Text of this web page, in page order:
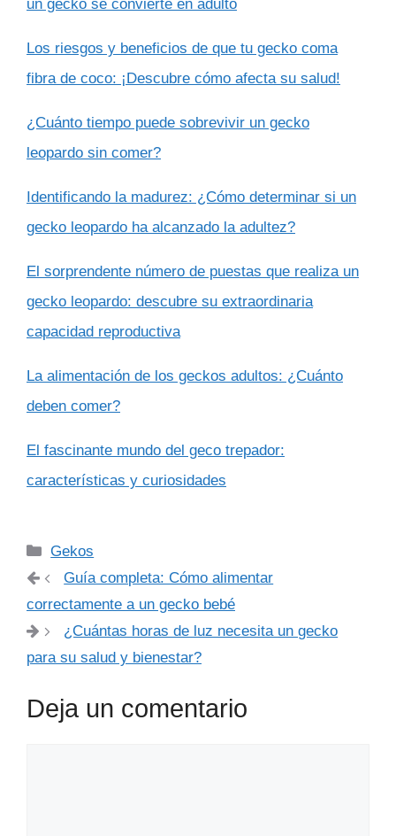
un gecko se convierte en adulto
Los riesgos y beneficios de que tu gecko coma
fibra de coco: ¡Descubre cómo afecta su salud!
¿Cuánto tiempo puede sobrevivir un gecko
leopardo sin comer?
Identificando la madurez: ¿Cómo determinar si un
gecko leopardo ha alcanzado la adultez?
El sorprendente número de puestas que realiza un
gecko leopardo: descubre su extraordinaria
capacidad reproductiva
La alimentación de los geckos adultos: ¿Cuánto
deben comer?
El fascinante mundo del geco trepador:
características y curiosidades
Categorías
Gekos
Guía completa: Cómo alimentar
correctamente a un gecko bebé
¿Cuántas horas de luz necesita un gecko
para su salud y bienestar?
Deja un comentario